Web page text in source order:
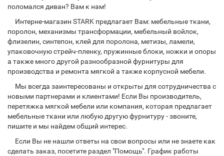
поломался диван? Вам к нам!
Интерне-магазин STARK предлагает Вам: мебельные ткани,
поролон, механизмы трансформации, мебельный войлок,
флизелин, синтепон, клей для поролона, метизы, ламели,
упаковочную стрейч-пленку, пружинные блоки, ножки и опоры
а также много другой разнообразной фурнитуры для
производства и ремонта мягкой а также корпусной мебели.
Мы всегда заинтересованы и открыты для сотрудничества с
новыми партнерами и клиентами! Если Вы производитель,
перетяжка мягкой мебели или компания, которая предлагает
мебельные ткани или любую другую фурнитуру - звоните,
пишите и мы найдем общий интерес.
Если Вы не нашли ответы на свои вопросы или не знаете как
сделать заказ, посетите раздел "Помощь". График работы